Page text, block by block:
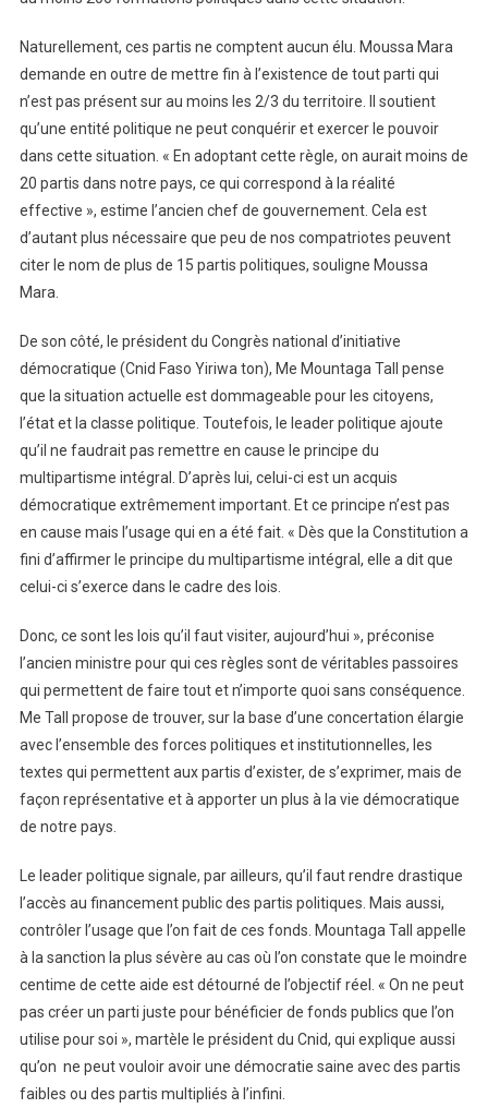
Naturellement, ces partis ne comptent aucun élu. Moussa Mara
demande en outre de mettre fin à l’existence de tout parti qui
n’est pas présent sur au moins les 2/3 du territoire. Il soutient
qu’une entité politique ne peut conquérir et exercer le pouvoir
dans cette situation. « En adoptant cette règle, on aurait moins de
20 partis dans notre pays, ce qui correspond à la réalité
effective », estime l’ancien chef de gouvernement. Cela est
d’autant plus nécessaire que peu de nos compatriotes peuvent
citer le nom de plus de 15 partis politiques, souligne Moussa
Mara.
De son côté, le président du Congrès national d’initiative
démocratique (Cnid Faso Yiriwa ton), Me Mountaga Tall pense
que la situation actuelle est dommageable pour les citoyens,
l’état et la classe politique. Toutefois, le leader politique ajoute
qu’il ne faudrait pas remettre en cause le principe du
multipartisme intégral. D’après lui, celui-ci est un acquis
démocratique extrêmement important. Et ce principe n’est pas
en cause mais l’usage qui en a été fait. « Dès que la Constitution a
fini d’affirmer le principe du multipartisme intégral, elle a dit que
celui-ci s’exerce dans le cadre des lois.
Donc, ce sont les lois qu’il faut visiter, aujourd’hui », préconise
l’ancien ministre pour qui ces règles sont de véritables passoires
qui permettent de faire tout et n’importe quoi sans conséquence.
Me Tall propose de trouver, sur la base d’une concertation élargie
avec l’ensemble des forces politiques et institutionnelles, les
textes qui permettent aux partis d’exister, de s’exprimer, mais de
façon représentative et à apporter un plus à la vie démocratique
de notre pays.
Le leader politique signale, par ailleurs, qu’il faut rendre drastique
l’accès au financement public des partis politiques. Mais aussi,
contrôler l’usage que l’on fait de ces fonds. Mountaga Tall appelle
à la sanction la plus sévère au cas où l’on constate que le moindre
centime de cette aide est détourné de l’objectif réel. « On ne peut
pas créer un parti juste pour bénéficier de fonds publics que l’on
utilise pour soi », martèle le président du Cnid, qui explique aussi
qu’on ne peut vouloir avoir une démocratie saine avec des partis
faibles ou des partis multipliés à l’infini.